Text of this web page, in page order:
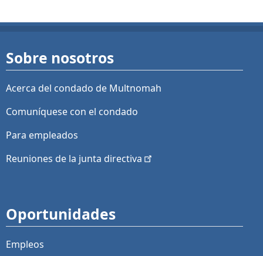
Sobre nosotros
Acerca del condado de Multnomah
Comuníquese con el condado
Para empleados
Reuniones de la junta directiva
Oportunidades
Empleos